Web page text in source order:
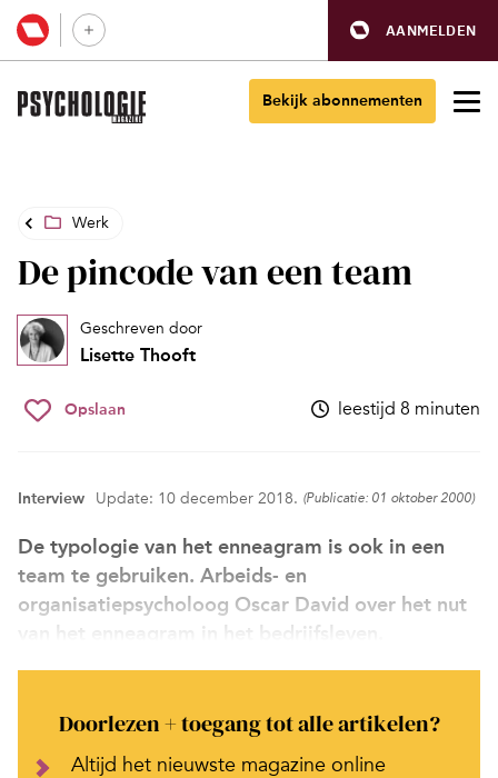
AANMELDEN
Bekijk abonnementen
Werk
De pincode van een team
Geschreven door
Lisette Thooft
Opslaan leestijd 8 minuten
Interview Update: 10 december 2018. (Publicatie: 01 oktober 2000)
De typologie van het enneagram is ook in een
team te gebruiken. Arbeids- en
organisatiepsycholoog Oscar David over het nut
van het enneagram in het bedrijfsleven.
Doorlezen + toegang tot alle artikelen?
Altijd het nieuwste magazine online